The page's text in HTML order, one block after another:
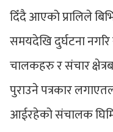
दिँदै आएको प्रालिले
समयदेखि दुर्घटना नगरि
चालकहरु र संचार
पुराउने पत्रकार
आईरहेको संचालक